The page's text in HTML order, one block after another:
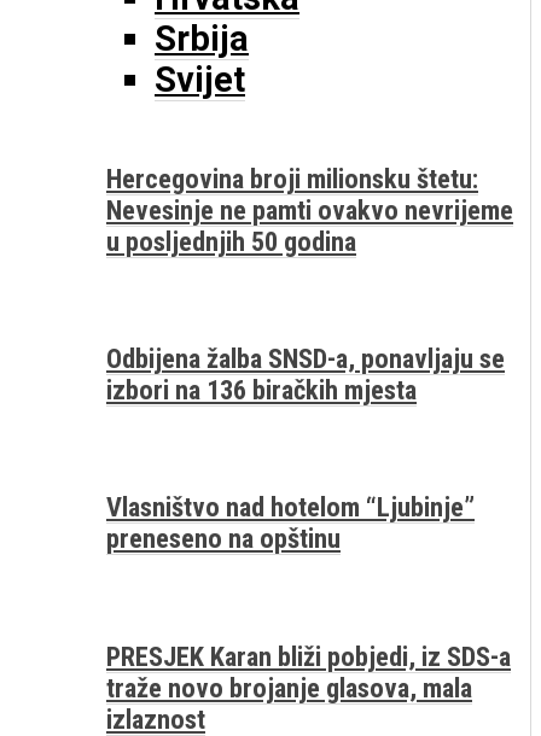
Srbija
Svijet
Hercegovina broji milionsku štetu:
Nevesinje ne pamti ovakvo nevrijeme
u posljednjih 50 godina
Odbijena žalba SNSD-a, ponavljaju se
izbori na 136 biračkih mjesta
Vlasništvo nad hotelom “Ljubinje”
preneseno na opštinu
PRESJEK Karan bliži pobjedi, iz SDS-a
traže novo brojanje glasova, mala
izlaznost